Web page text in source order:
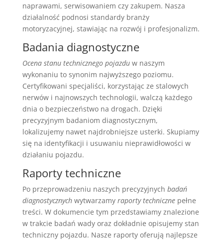
naprawami, serwisowaniem czy zakupem. Nasza
działalność podnosi standardy branży
motoryzacyjnej, stawiając na rozwój i profesjonalizm.
Badania diagnostyczne
Ocena stanu technicznego pojazduw naszym
wykonaniu to synonim najwyższego poziomu.
Certyfikowani specjaliści, korzystając ze stalowych
nerwów i najnowszych technologii, walczą każdego
dnia o bezpieczeństwo na drogach. Dzięki
precyzyjnym badaniom diagnostycznym,
lokalizujemy nawet najdrobniejsze usterki. Skupiamy
się na identyfikacji i usuwaniu nieprawidłowości w
działaniu pojazdu.
Raporty techniczne
Po przeprowadzeniu naszych precyzyjnych badań
diagnostycznychwytwarzamy raporty technicznepełne
treści. W dokumencie tym przedstawiamy znalezione
w trakcie badań wady oraz dokładnie opisujemy stan
techniczny pojazdu. Nasze raporty oferują najlepsze